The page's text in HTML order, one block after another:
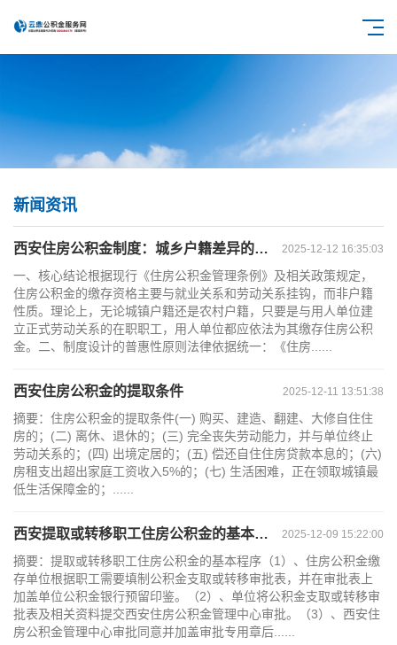
新闻资讯
2025-12-12 16:35:03
西安住房公积金制度：城乡户籍差异的现状与政策演进
一、核心结论根据现行《住房公积金管理条例》及相关政策规定，
住房公积金的缴存资格主要与就业关系和劳动关系挂钩，而非户籍
性质。理论上，无论城镇户籍还是农村户籍，只要是与用人单位建
立正式劳动关系的在职职工，用人单位都应依法为其缴存住房公积
金。二、制度设计的普惠性原则法律依据统一：《住房......
2025-12-11 13:51:38
西安住房公积金的提取条件
摘要：住房公积金的提取条件(一) 购买、建造、翻建、大修自住住
房的；(二) 离休、退休的；(三) 完全丧失劳动能力，并与单位终止
劳动关系的；(四) 出境定居的；(五) 偿还自住住房贷款本息的；(六)
房租支出超出家庭工资收入5%的；(七) 生活困难，正在领取城镇最
低生活保障金的；......
2025-12-09 15:22:00
西安提取或转移职工住房公积金的基本程序
摘要：提取或转移职工住房公积金的基本程序（1）、住房公积金缴
存单位根据职工需要填制公积金支取或转移审批表，并在审批表上
加盖单位公积金银行预留印鉴。（2）、单位将公积金支取或转移审
批表及相关资料提交西安住房公积金管理中心审批。（3）、西安住
房公积金管理中心审批同意并加盖审批专用章后......